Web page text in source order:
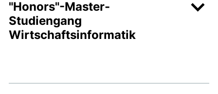
"Honors"-Master-
Studiengang
Wirtschaftsinformatik